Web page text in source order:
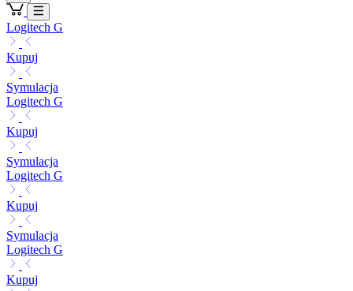
Logitech G
Kupuj
Symulacja
Logitech G
Kupuj
Symulacja
Logitech G
Kupuj
Symulacja
Logitech G
Kupuj